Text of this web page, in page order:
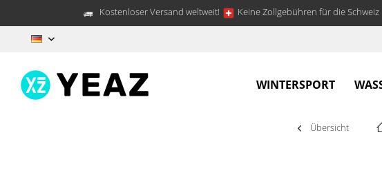
Kostenloser Versand weltweit! Keine Zollgebühren für die Schweiz
WINTERSPORT
Übersicht